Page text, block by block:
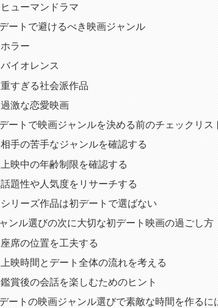
ヒューマンドラマ
ートで避けるべき映画ジャンル
ホラー
バイオレンス
重すぎる社会派作品
過激な恋愛映画
ートで映画ジャンルを決める前のチェックリス
相手の苦手なジャンルを確認する
上映中の年齢制限を確認する
話題性や人気度をリサーチする
シリーズ作品は初デートで選ばない
ンル選びの次に大切な初デート映画の過ごし方
座席の位置を工夫する
上映時間とデート全体の流れを考える
鑑賞後の会話を楽しむためのヒント
ートの映画ジャンル選びで素敵な時間を作るに